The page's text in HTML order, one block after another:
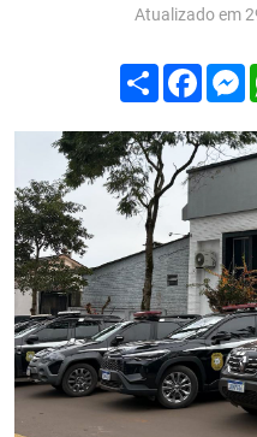
Atualizado em